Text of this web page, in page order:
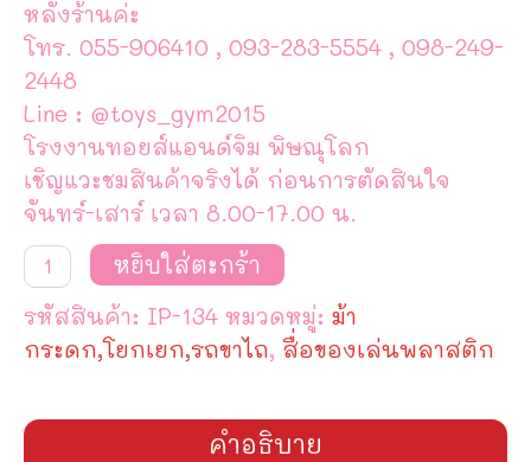
หลังร้านค่ะ
โทร. 055-906410 , 093-283-5554 , 098-249-
2448
Line : @toys_gym2015
โรงงานทอยส์แอนด์จิม พิษณุโลก
เชิญแวะชมสินค้าจริงได้ ก่อนการตัดสินใจ
จันทร์-เสาร์ เวลา 8.00-17.00 น.
จำนวน
โยกเยก
ไก่
อู
สุด
หล่อ
หยิบใส่ตะกร้า
รหัสสินค้า: IP-134 หมวดหมู่: ม้า
กระดก,โยกเยก,รถขาไถ, สื่อของเล่นพลาสติก
คำอธิบาย